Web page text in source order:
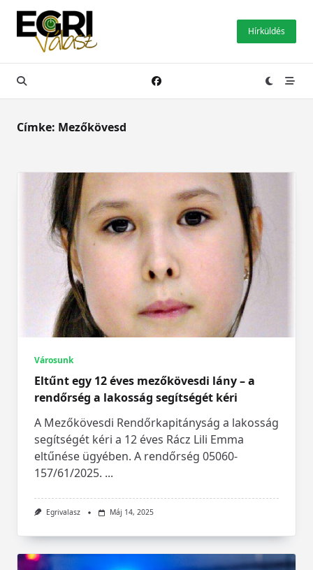
Skip
content
Hírküldés
Címke: Mezőkövesd
Városunk
Eltűnt egy 12 éves mezőkövesdi lány – a
rendőrség a lakosság segítségét kéri
A Mezőkövesdi Rendőrkapitányság a lakosság
segítségét kéri a 12 éves Rácz Lili Emma
eltűnése ügyében. A rendőrség 05060-
157/61/2025. ...
Egrivalasz Máj 14, 2025